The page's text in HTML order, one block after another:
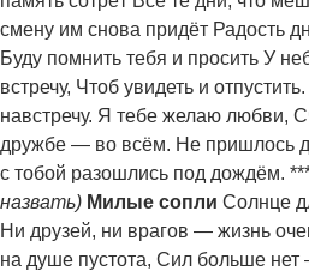
смену им снова придёт Радость
Буду помнить тебя и просить У
встречу, Чтоб увидеть и
навстречу. Я тебе желаю любви,
дружбе — во всём. Не пришлось
с тобой разошлись под дождём.
назвать) Милые сопли Солнце
Ни друзей, ни врагов — жизнь
на душе пустота, Сил больше нет